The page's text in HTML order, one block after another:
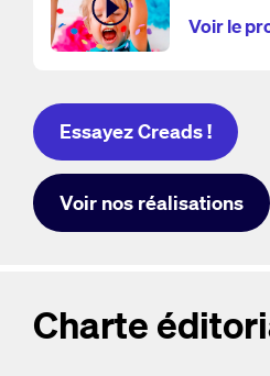
Voir le
Essayez Creads !
Voir nos réalisations
Charte